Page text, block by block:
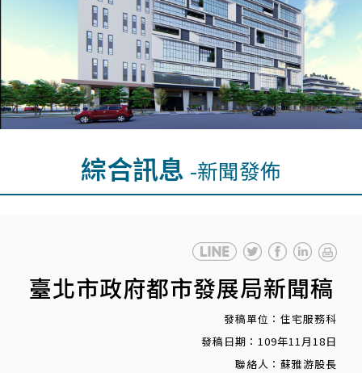
綜合訊息 -新聞發佈
臺北市政府都市發展局新聞稿
發稿單位：住宅服務科
發稿日期：109年11月18日
聯絡人：蘇雅游股長